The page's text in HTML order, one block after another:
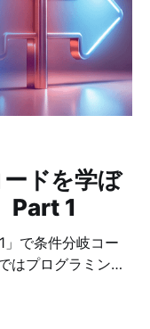
ドを学ぼ
Part 1
で条件分岐コー
はプログラミング